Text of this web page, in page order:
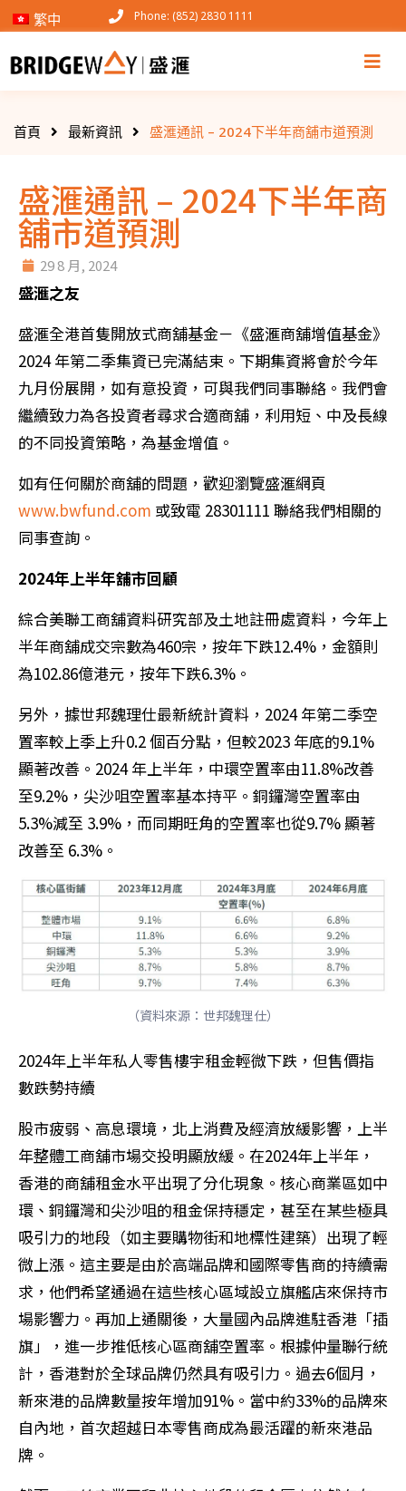
Phone: (852) 2830 1111
首頁 最新資訊 盛滙通訊 – 2024下半年商舖市道預測
盛滙通訊 – 2024下半年商
舖市道預測
29 8 月, 2024
盛滙之友
盛滙全港首隻開放式商舖基金－《盛滙商舖增值基金》
2024 年第二季集資已完滿結束。下期集資將會於今年
九月份展開，如有意投資，可與我們同事聯絡。我們會
繼續致力為各投資者尋求合適商舖，利用短、中及長線
的不同投資策略，為基金增值。
如有任何關於商舖的問題，歡迎瀏覽盛滙網頁
www.bwfund.com 或致電 28301111 聯絡我們相關的
同事查詢。
2024年上半年舖市回顧
綜合美聯工商舖資料研究部及土地註冊處資料，今年上
半年商舖成交宗數為460宗，按年下跌12.4%，金額則
為102.86億港元，按年下跌6.3%。
另外，據世邦魏理仕最新統計資料，2024 年第二季空
置率較上季上升0.2 個百分點，但較2023 年底的9.1%
顯著改善。2024 年上半年，中環空置率由11.8%改善
至9.2%，尖沙咀空置率基本持平。銅鑼灣空置率由
5.3%減至 3.9%，而同期旺角的空置率也從9.7% 顯著
改善至 6.3%。
（資料來源：世邦魏理仕）
2024年上半年私人零售樓宇租金輕微下跌，但售價指
數跌勢持續
股市疲弱、高息環境，北上消費及經濟放緩影響，上半
年整體工商舖市場交投明顯放緩。在2024年上半年，
香港的商舖租金水平出現了分化現象。核心商業區如中
環、銅鑼灣和尖沙咀的租金保持穩定，甚至在某些極具
吸引力的地段（如主要購物街和地標性建築）出現了輕
微上漲。這主要是由於高端品牌和國際零售商的持續需
求，他們希望通過在這些核心區域設立旗艦店來保持市
場影響力。再加上通關後，大量國內品牌進駐香港「插
旗」，進一步推低核心區商舖空置率。根據仲量聯行統
計，香港對於全球品牌仍然具有吸引力。過去6個月，
新來港的品牌數量按年增加91%。當中約33%的品牌來
自內地，首次超越日本零售商成為最活躍的新來港品
牌。
繁中